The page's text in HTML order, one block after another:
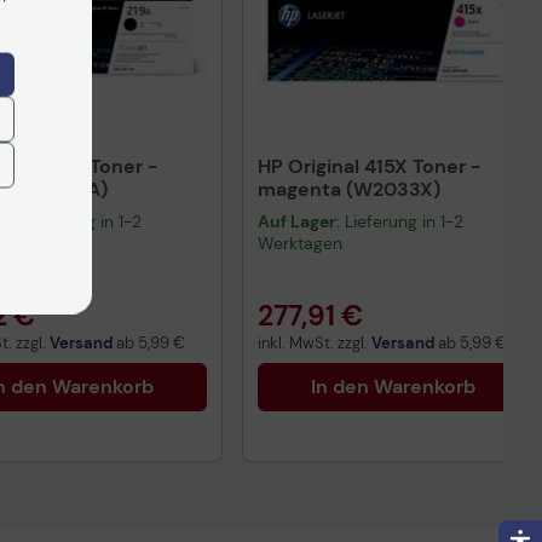
219A Toner -
(W2190A)
: Lieferung in 1-2
€
zzgl. Versand ab 5,99 €
den Warenkorb
HP Original 415X Toner -
magenta (W2033X)
Auf Lager: Lieferung in 1-2
Werktagen
277,91 €
inkl. MwSt. zzgl. Versand ab 5,99 €
In den Warenkorb